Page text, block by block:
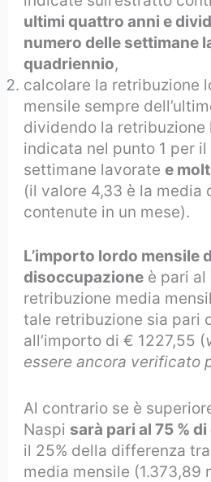
ultimi quattro anni e
numero delle settimane
quadriennio,
calcolare la retribuzione
mensile sempre
dividendo la retribuzione
indicata nel punto 1 per
settimane lavoratee
(il valore 4,33 è la media
contenute in un mese).
L’importo lordo mensile
disoccupazione è pari al
retribuzione media
tale retribuzione sia pari
all’importo di € 1227,55 (
essere ancora verificato
Al contrario se è
Naspi sarà pari al 75 %
il 25% della differenza
media mensile (1.373,89